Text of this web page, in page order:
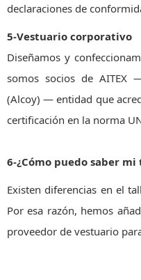
declaraciones de
5-Vestuario corporativo
Diseñamos y
somos socios de AITEX
(Alcoy) — entidad que
certificación en la norma
6-¿Cómo puedo saber mi
Existen diferencias en el
Por esa razón, hemos
proveedor de vestuario